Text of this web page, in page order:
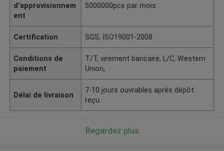
d'approvisionnem
ent
5000000pcs par mois
Certification SGS, ISO19001-2008
Conditions de
paiement
T/T, virement bancaire, L/C, Western
Union,
Délai de livraison
7-10 jours ouvrables après dépôt
reçu
Regardez plus